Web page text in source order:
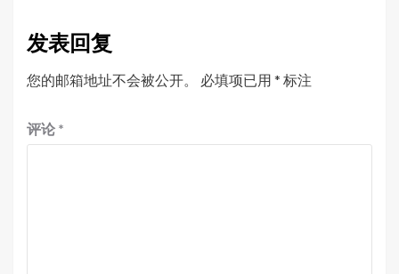
发表回复
您的邮箱地址不会被公开。 必填项已用 * 标注
评论 *